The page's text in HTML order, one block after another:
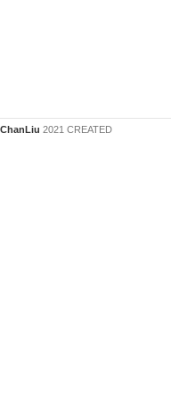
ChanLiu 2021 CREATED